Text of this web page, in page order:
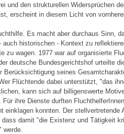
und den strukturellen Widersprüchen
erscheint in diesem Licht von
Es macht aber durchaus Sinn,
auch historischen - Kontext zu
zu wagen. 1977 war auf organisierte
deutsche Bundesgerichtshof urteilte
Berücksichtigung seines
Flüchtende dabei unterstützt, "das
kann sich auf billigenswerte
Für ihre Dienste durften
einklagen konnten. Der stellvertretende
damit "die Existenz und Tätigkeit
werde.